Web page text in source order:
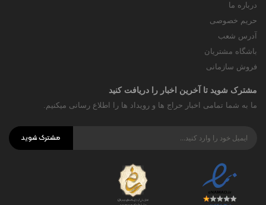
درباره ما
حریم خصوصی
آدرس شعب
باشگاه مشتریان
فروش سازمانی
مشترک شوید تا آخرین اخبار را دریافت کنید
ما به شما تمامی اخبار حراج ها و رویداد ها را اطلاع رسانی میکنیم.
مشترک شوید